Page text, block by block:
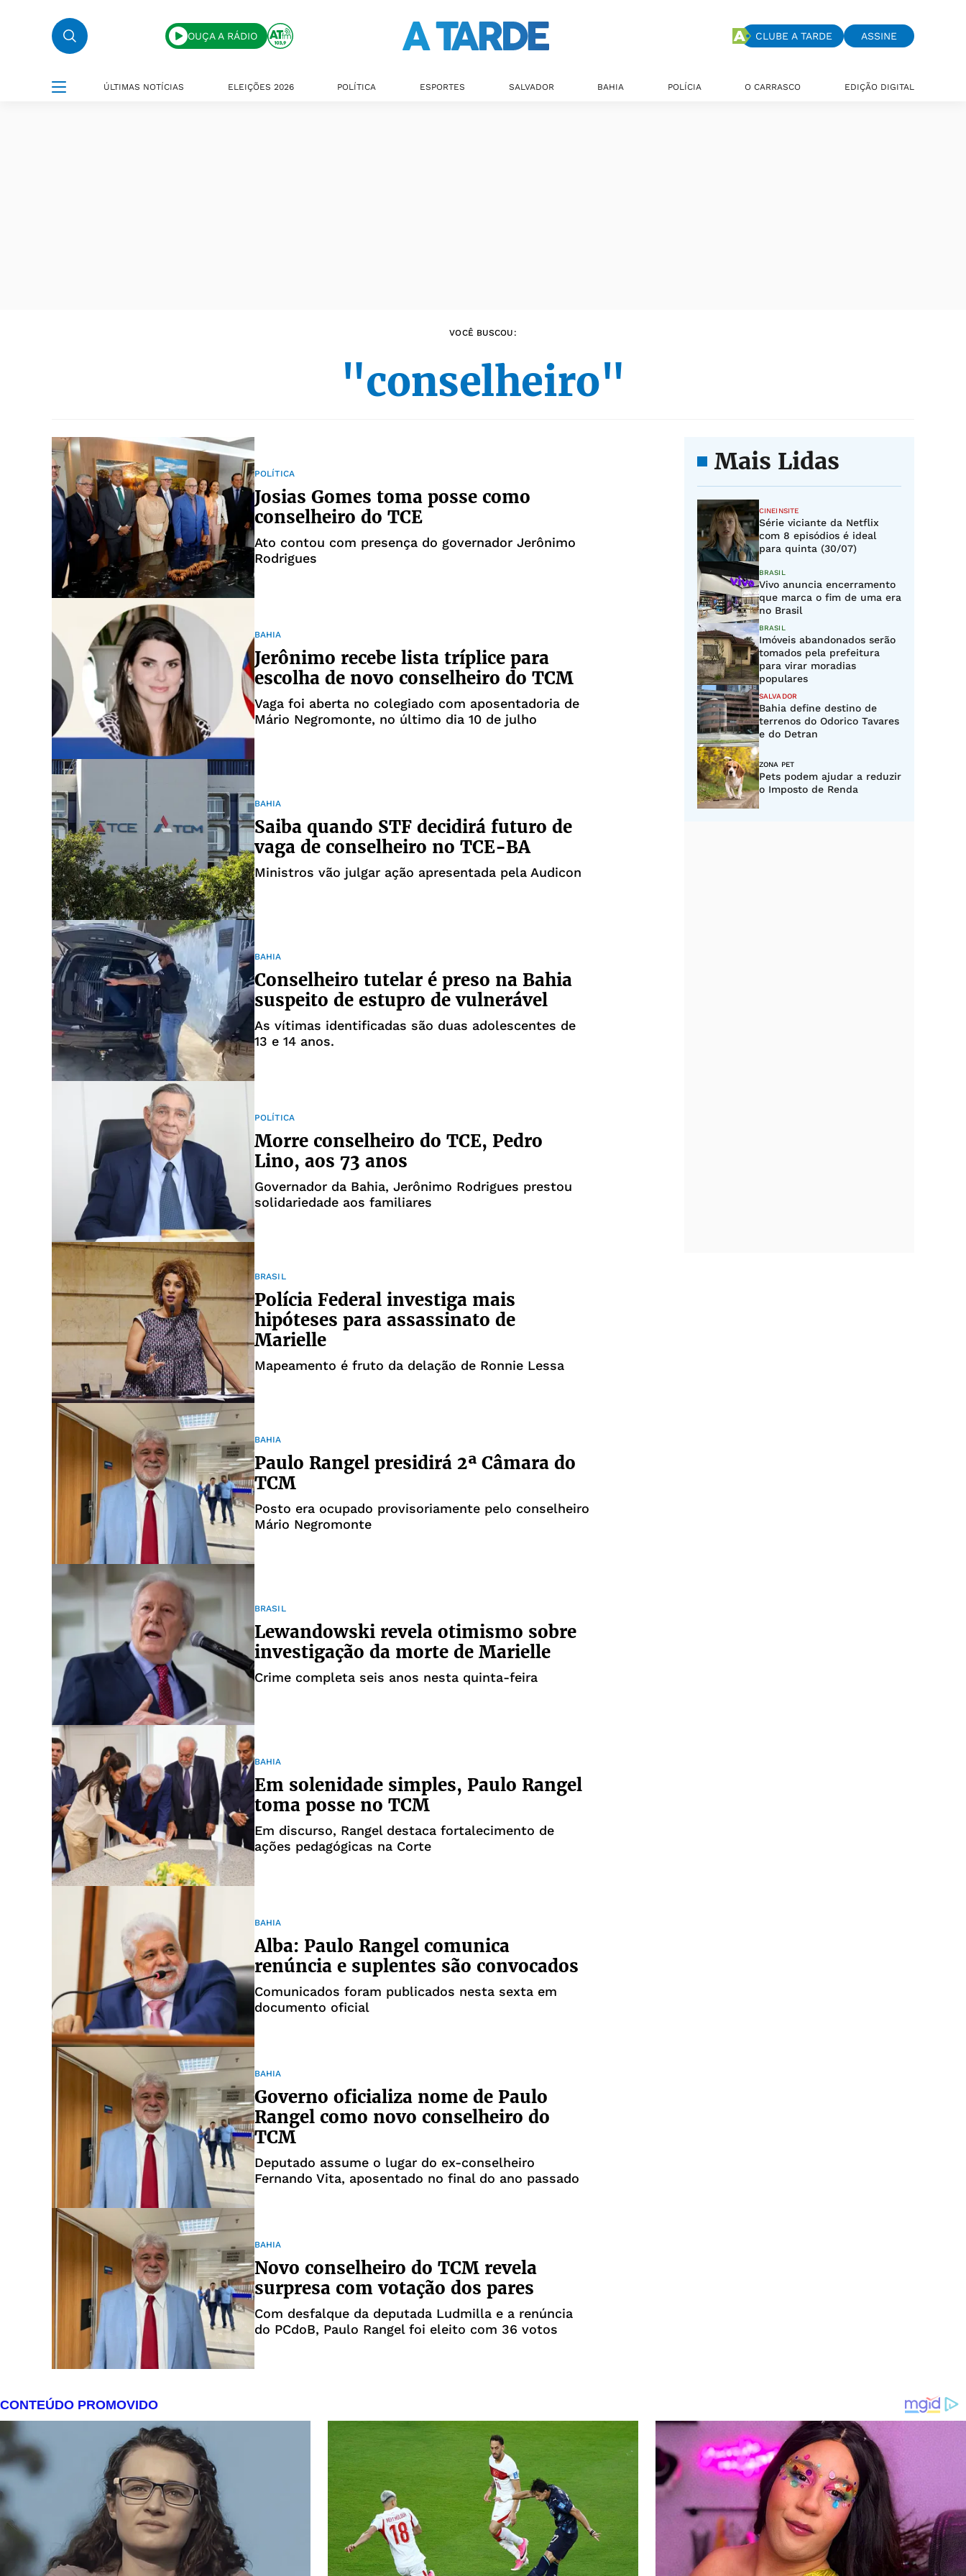
OUÇA A RÁDIO CLUBE A TARDE ASSINE
ÚLTIMAS NOTÍCIAS ELEIÇÕES 2026 POLÍTICA ESPORTES SALVADOR BAHIA POLÍCIA O CARRASCO EDIÇÃO DIGITAL
VOCÊ BUSCOU:
"conselheiro"
POLÍTICA
Josias Gomes toma posse como
conselheiro do TCE
Ato contou com presença do governador Jerônimo
Rodrigues
BAHIA
Jerônimo recebe lista tríplice para
escolha de novo conselheiro do TCM
Vaga foi aberta no colegiado com aposentadoria de
Mário Negromonte, no último dia 10 de julho
BAHIA
Saiba quando STF decidirá futuro de
vaga de conselheiro no TCE-BA
Ministros vão julgar ação apresentada pela Audicon
BAHIA
Conselheiro tutelar é preso na Bahia
suspeito de estupro de vulnerável
As vítimas identificadas são duas adolescentes de
13 e 14 anos.
POLÍTICA
Morre conselheiro do TCE, Pedro
Lino, aos 73 anos
Governador da Bahia, Jerônimo Rodrigues prestou
solidariedade aos familiares
BRASIL
Polícia Federal investiga mais
hipóteses para assassinato de
Marielle
Mapeamento é fruto da delação de Ronnie Lessa
BAHIA
Paulo Rangel presidirá 2ª Câmara do
TCM
Posto era ocupado provisoriamente pelo conselheiro
Mário Negromonte
BRASIL
Lewandowski revela otimismo sobre
investigação da morte de Marielle
Crime completa seis anos nesta quinta-feira
BAHIA
Em solenidade simples, Paulo Rangel
toma posse no TCM
Em discurso, Rangel destaca fortalecimento de
ações pedagógicas na Corte
BAHIA
Alba: Paulo Rangel comunica
renúncia e suplentes são convocados
Comunicados foram publicados nesta sexta em
documento oficial
BAHIA
Governo oficializa nome de Paulo
Rangel como novo conselheiro do
TCM
Deputado assume o lugar do ex-conselheiro
Fernando Vita, aposentado no final do ano passado
BAHIA
Novo conselheiro do TCM revela
surpresa com votação dos pares
Com desfalque da deputada Ludmilla e a renúncia
do PCdoB, Paulo Rangel foi eleito com 36 votos
Mais Lidas
CINEINSITE
Série viciante da Netflix
com 8 episódios é ideal
para quinta (30/07)
BRASIL
Vivo anuncia encerramento
que marca o fim de uma era
no Brasil
BRASIL
Imóveis abandonados serão
tomados pela prefeitura
para virar moradias
populares
SALVADOR
Bahia define destino de
terrenos do Odorico Tavares
e do Detran
ZONA PET
Pets podem ajudar a reduzir
o Imposto de Renda